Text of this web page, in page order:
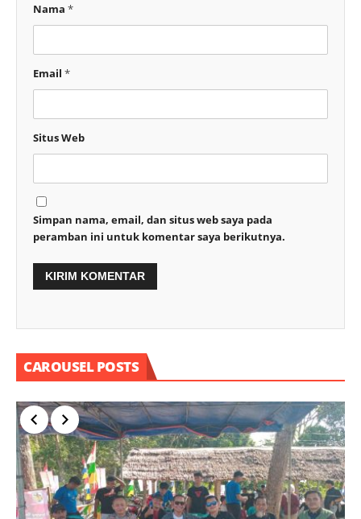
Nama *
Email *
Situs Web
Simpan nama, email, dan situs web saya pada
peramban ini untuk komentar saya berikutnya.
CAROUSEL POSTS